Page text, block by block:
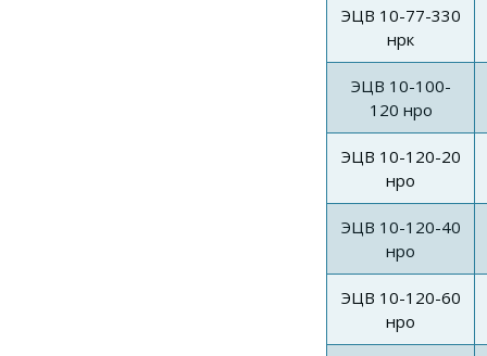
ЭЦВ 10-77-330
нрк
ЭЦВ 10-100-
120 нро
ЭЦВ 10-120-20
нро
ЭЦВ 10-120-40
нро
ЭЦВ 10-120-60
нро